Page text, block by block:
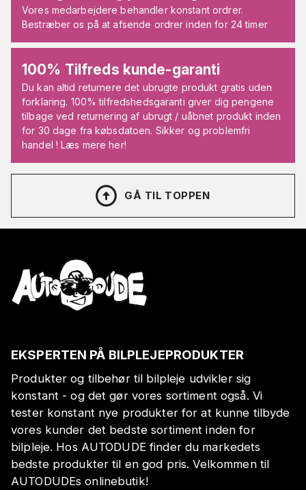
Vores medarbejdere behandler konstant ordrer.
Bestræber os på at afsende ordrer inden for 24 timer
100% Tilfreds kunde-garanti
Du kan altid returnere det ubrugte produkt gratis uden
forklaring. 100% tilfredshedsgaranti giver dig pengene
tilbage ved returnering af ubrugt / uåbnet produkt inden
for 30 dage fra købsdatoen. Sikker og problemfri
handel ! Læs mere her!
GÅ TIL TOPPEN
EKSPERTEN PÅ BILPLEJEPRODUKTER
Produkter og tilbehør til bilpleje udvikler sig
konstant - og det gør vores sortiment også. Vi
tester konstant nye produkter for at kunne tilbyde
vores kunder det bedste sortiment inden for
bilpleje. Hos AUTODUDE finder du markedets
bedste produkter til en god pris. Velkommen til
AUTODUDEs onlinebutik!